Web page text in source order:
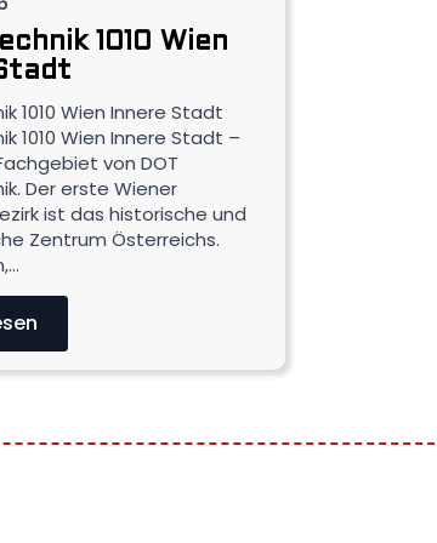
1010 Wien
1010 Wien Innere Stadt
1010 Wien Innere Stadt –
von DOT
Der erste Wiener
ist das historische und
Zentrum Österreichs.